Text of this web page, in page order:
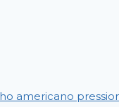
americano